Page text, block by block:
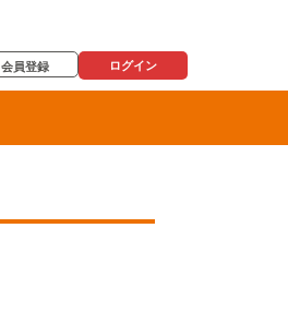
会員登録 ログイン